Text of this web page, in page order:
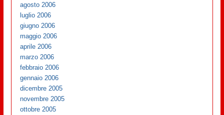
agosto 2006
luglio 2006
giugno 2006
maggio 2006
aprile 2006
marzo 2006
febbraio 2006
gennaio 2006
dicembre 2005
novembre 2005
ottobre 2005